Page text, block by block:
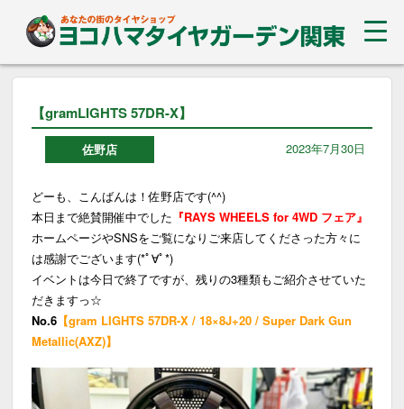
【gramLIGHTS 57DR-X】
佐野店 2023年7月30日
どーも、こんばんは！佐野店です(^^)
本日まで絶賛開催中でした 『RAYS WHEELS for 4WD フェア』
ホームページやSNSをご覧になりご来店してくださった方々に
は感謝でございます(*ﾟ∀ﾟ*)
イベントは今日で終了ですが、残りの3種類もご紹介させていた
だきますっ☆
No.6 【gram LIGHTS 57DR-X / 18×8J+20 / Super Dark Gun
Metallic(AXZ)】